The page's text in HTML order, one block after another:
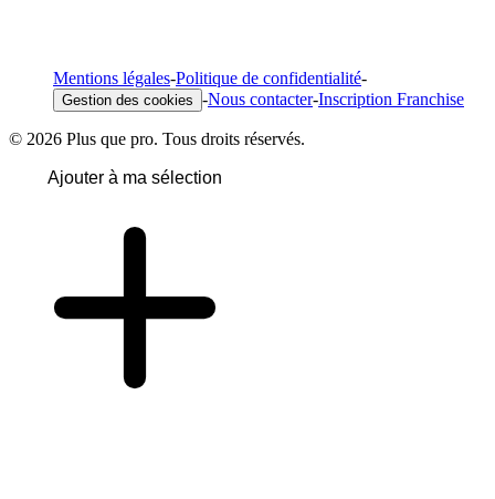
Mentions légales-Politique de confidentialité-
Gestion des cookies -Nous contacter-Inscription Franchise
© 2026 Plus que pro. Tous droits réservés.
Ajouter à ma sélection